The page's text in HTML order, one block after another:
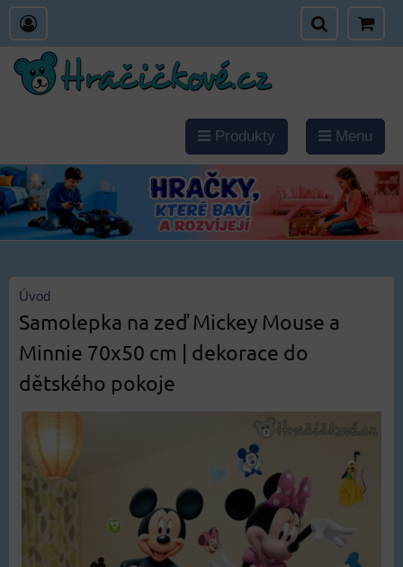
Produkty Menu
Úvod
Samolepka na zeď Mickey Mouse a
Minnie 70x50 cm | dekorace do
dětského pokoje